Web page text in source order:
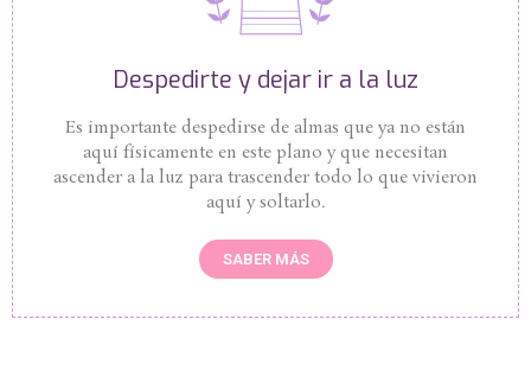
Despedirte y dejar ir a la luz
Es importante despedirse de almas que ya no están
aquí físicamente en este plano y que necesitan
ascender a la luz para trascender todo lo que vivieron
aquí y soltarlo.
SABER MÁS